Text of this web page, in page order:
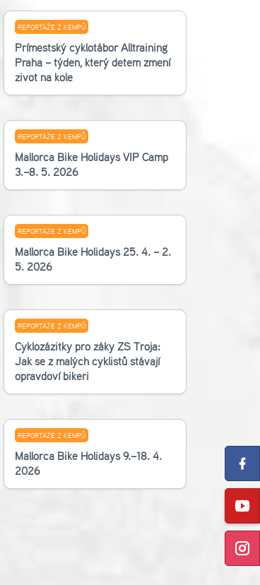
REPORTÁŽE Z KEMPŮ
Příměstský cyklotábor Alltraining
Praha – týden, který dětem změní
život na kole
REPORTÁŽE Z KEMPŮ
Mallorca Bike Holidays VIP Camp
3.–8. 5. 2026
REPORTÁŽE Z KEMPŮ
Mallorca Bike Holidays 25. 4. – 2.
5. 2026
REPORTÁŽE Z KEMPŮ
Cyklozážitky pro žáky ZŠ Troja:
Jak se z malých cyklistů stávají
opravdoví bikeři
REPORTÁŽE Z KEMPŮ
Mallorca Bike Holidays 9.–18. 4.
2026